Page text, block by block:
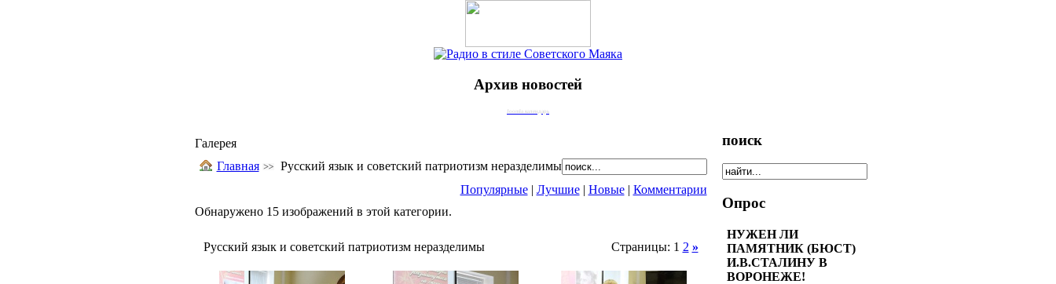
Архив новостей
Joomla календарь
Галерея
Главная
Русский язык и советский патриотизм неразделимы
Популярные| Лучшие| Новые| Комментарии
Обнаружено 15 изображений в этой категории.
Русский язык и советский патриотизм неразделимы Страницы: 1 2 »
поиск
Опрос
НУЖЕН ЛИ
ПАМЯТНИК (БЮСТ)
И.В.СТАЛИНУ В
ВОРОНЕЖЕ!